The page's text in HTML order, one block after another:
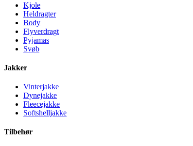
Kjole
Heldragter
Body
Flyverdragt
Pyjamas
Svøb
Jakker
Vinterjakke
Dynejakke
Fleecejakke
Softshelljakke
Tilbehør